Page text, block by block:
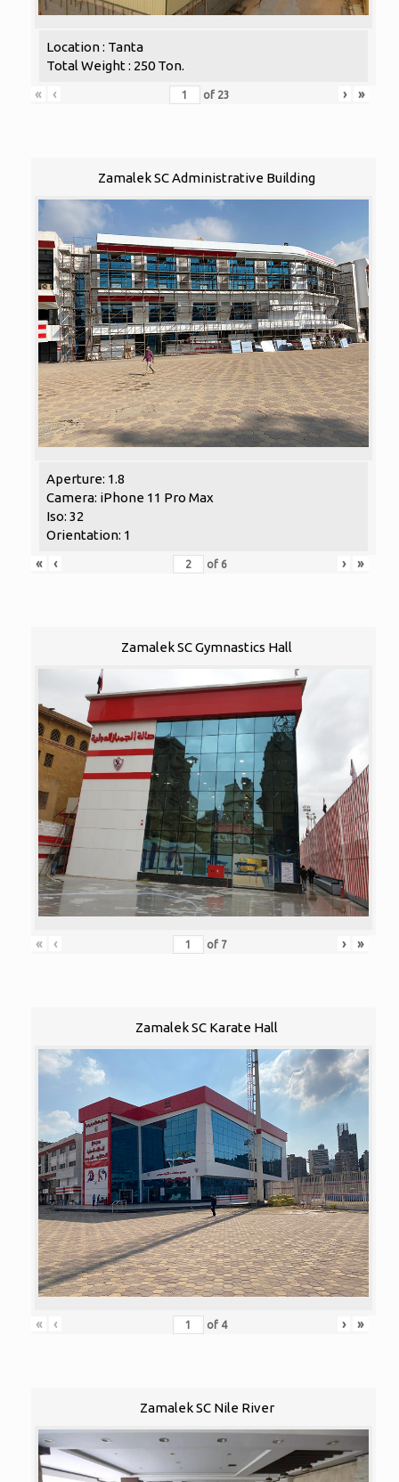
Location : Tanta
Total Weight : 250 Ton.
«
‹ of 23 › »
Zamalek SC Administrative Building
Aperture: 1.8
Camera: iPhone 11 Pro Max
Iso: 32
Orientation: 1
«
‹ of 6 › »
Zamalek SC Gymnastics Hall
« ‹ of 7 › »
Zamalek SC Karate Hall
« ‹ of 4 › »
Zamalek SC Nile River